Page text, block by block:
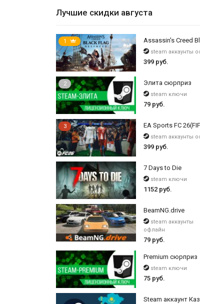
Лучшие скидки августа
1 Assassin's Creed
steam аккаунты
399 руб.
2 Элита сюрприз
steam ключи
79 руб.
3 EA Sports FC
steam аккаунты
399 руб.
7 Days to Die
steam ключи
1152 руб.
BeamNG.drive
steam аккаунты
офлайн
79 руб.
Premium сюрприз
steam ключи
75 руб.
Steam аккаунт